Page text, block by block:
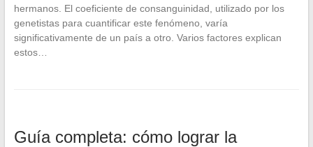
hermanos. El coeficiente de consanguinidad, utilizado por los
genetistas para cuantificar este fenómeno, varía
significativamente de un país a otro. Varios factores explican
estos…
Guía completa: cómo lograr la